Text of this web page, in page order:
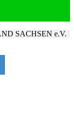
SACHSEN e.V.